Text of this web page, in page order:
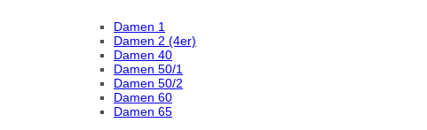
Damen 1
Damen 2 (4er)
Damen 40
Damen 50/1
Damen 50/2
Damen 60
Damen 65